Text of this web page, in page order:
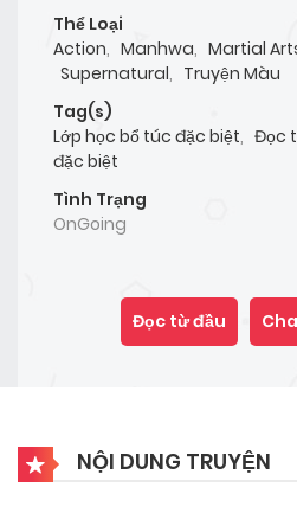
Thể Loại
Action, Manhwa, Martial
Supernatural, Truyện Màu
Tag(s)
Lớp học bổ túc đặc biệt, Đọc
đặc biệt
Tình Trạng
OnGoing
Đọc từ đầu
NỘI DUNG TRUYỆN